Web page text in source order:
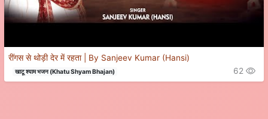
रींगस से थोड़ी देर में रहता | By Sanjeev Kumar (Hansi)
खाटू श्याम भजन (Khatu Shyam Bhajan) 62